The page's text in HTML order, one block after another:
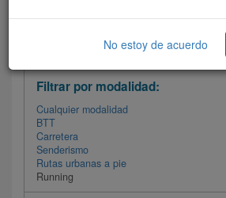
Filtrar las rutas
Filtrar por modalidad:
Cualquier modalidad
BTT
Carretera
Senderismo
Rutas urbanas a pie
Running
No estoy de acuerdo